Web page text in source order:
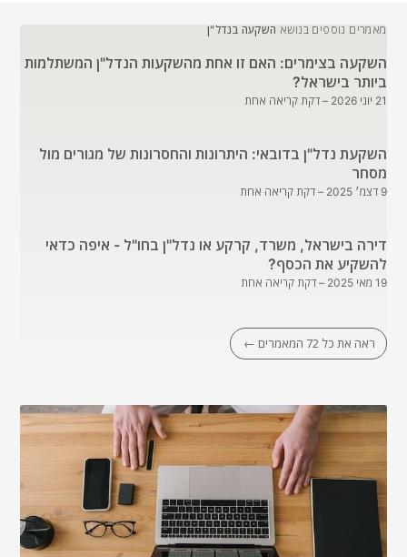
מאמרים נוספים בנושא השקעה בנדל"ן
השקעה בצימרים: האם זו אחת מהשקעות הנדל"ן המשתלמות
ביותר בישראל?
21 יוני 2026 – דקת קריאה אחת
השקעת נדל"ן בדובאי: היתרונות והחסרונות של מגורים מול
מסחר
9 דצמ׳ 2025 – דקת קריאה אחת
דירה בישראל, משרד, קרקע או נדל"ן בחו"ל - איפה כדאי
להשקיע את הכסף?
19 מאי 2025 – דקת קריאה אחת
ראה את כל 72 המאמרים ←